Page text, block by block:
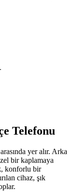
Telefonu
yer alır. Arka
bir kaplamaya
konforlu bir
cihaz, şık